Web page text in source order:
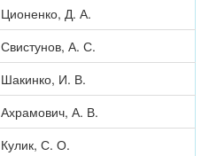
Ционенко, Д. А.
Свистунов, А. С.
Шакинко, И. В.
Ахрамович, А. В.
Кулик, С. О.